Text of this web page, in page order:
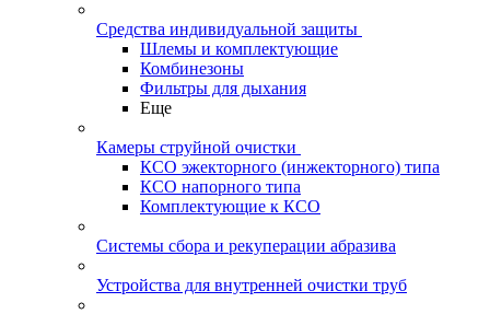
Средства индивидуальной защиты
Шлемы и комплектующие
Комбинезоны
Фильтры для дыхания
Еще
Камеры струйной очистки
КСО эжекторного (инжекторного) типа
КСО напорного типа
Комплектующие к КСО
Системы сбора и рекуперации абразива
Устройства для внутренней очистки труб